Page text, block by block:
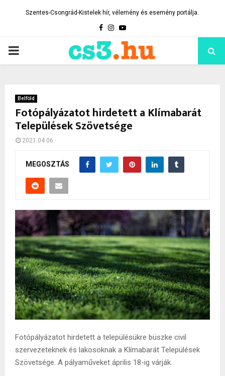
Szentes-Csongrád-Kistelek hír, vélemény és esemény portálja.
Facebook
Instagram
Youtube
PRIMARY
Belföld
Fotópályázatot hirdetett a Klímabarát
Települések Szövetsége
2021.04.06.
MEGOSZTÁS
Fotópályázatot hirdetett a településükre büszke civil
szervezeteknek és lakosoknak a Klímabarát Települések
Szövetsége. A pályaműveket április 18-ig várják.